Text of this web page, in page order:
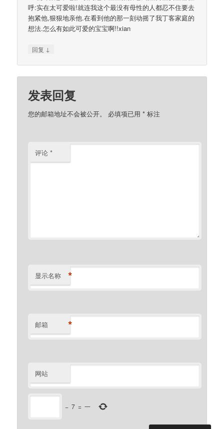
呼:实在太可爱啦!就连我这个最没有母性的人都忍不住要去
抱紧他,狠狠地亲他.在看到他的那一刻动摇了我丁客家庭的
想法.怎么有如此可爱的宝宝啊!!xian
回复 ↓
发表回复
您的邮箱地址不会被公开。 必填项已用* 标注
评论*
显示名称 *
邮箱 *
网站
− 7 = 一